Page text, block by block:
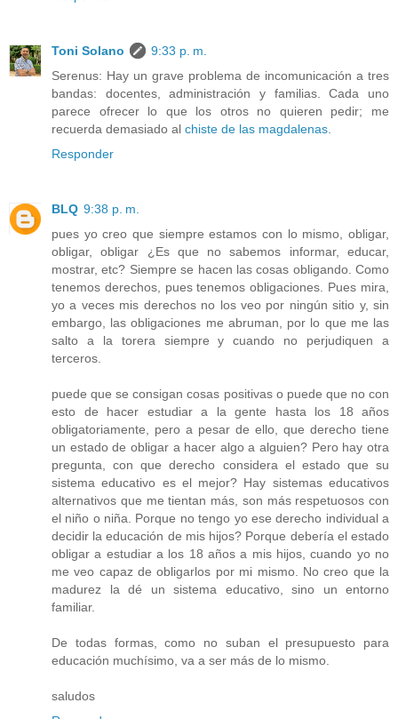
Toni Solano
9:33 p. m.
Serenus: Hay un grave problema de incomunicación a tres
bandas: docentes, administración y familias. Cada uno
parece ofrecer lo que los otros no quieren pedir; me
recuerda demasiado al chiste de las magdalenas
Responder
BLQ 9:38 p. m.
pues yo creo que siempre estamos con lo mismo, obligar,
obligar, obligar ¿Es que no sabemos informar, educar,
mostrar, etc? Siempre se hacen las cosas obligando. Como
tenemos derechos, pues tenemos obligaciones. Pues mira,
yo a veces mis derechos no los veo por ningún sitio y, sin
embargo, las obligaciones me abruman, por lo que me las
salto a la torera siempre y cuando no perjudiquen a
terceros.
puede que se consigan cosas positivas o puede que no con
esto de hacer estudiar a la gente hasta los 18 años
obligatoriamente, pero a pesar de ello, que derecho tiene
un estado de obligar a hacer algo a alguien? Pero hay otra
pregunta, con que derecho considera el estado que su
sistema educativo es el mejor? Hay sistemas educativos
alternativos que me tientan más, son más respetuosos con
el niño o niña. Porque no tengo yo ese derecho individual a
decidir la educación de mis hijos? Porque debería el estado
obligar a estudiar a los 18 años a mis hijos, cuando yo no
me veo capaz de obligarlos por mi mismo. No creo que la
madurez la dé un sistema educativo, sino un entorno
familiar.
De todas formas, como no suban el presupuesto para
educación muchísimo, va a ser más de lo mismo.
saludos